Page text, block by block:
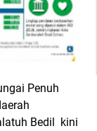
Penuh
Bedil kini